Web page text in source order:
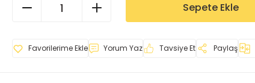
Sepete Ekle
Yorum Yaz Tavsiye Et Paylaş